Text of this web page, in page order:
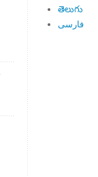
తెలుగు
فارسی